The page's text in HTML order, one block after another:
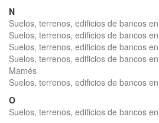
N
Suelos, terrenos, edificios de bancos
Suelos, terrenos, edificios de bancos
Suelos, terrenos, edificios de bancos
Suelos, terrenos, edificios de bancos
Mamés
Suelos, terrenos, edificios de bancos
O
Suelos, terrenos, edificios de bancos